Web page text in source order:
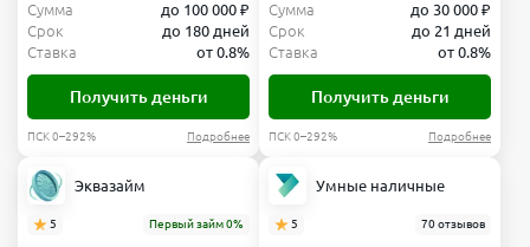
Сумма
до 100 000 ₽
Срок
до 180 дней
Ставка
от 0.8%
Получить деньги
ПСК 0–292% Подробнее
Сумма
до 30 000 ₽
Срок
до 21 дней
Ставка
от 0.8%
Получить деньги
ПСК 0–292% Подробнее
Эквазайм
5 Первый займ 0%
Умные наличные
5 70 отзывов